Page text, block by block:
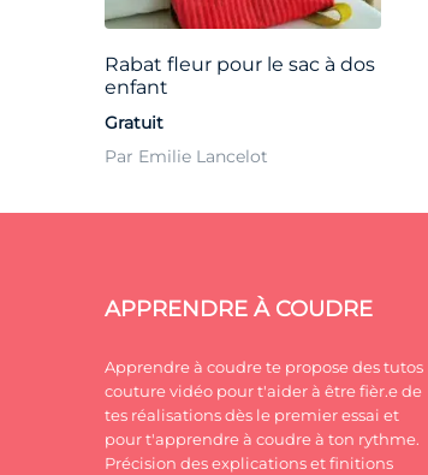
Rabat fleur pour le sac à dos
enfant
Gratuit
Par Emilie Lancelot
APPRENDRE À COUDRE
Apprendre à coudre te propose des tutos
couture vidéo pour t'aider à être fièr.e de
tes réalisations dès le premier essai et
pour t'apprendre à coudre à ton rythme.
Précision des explications et finitions